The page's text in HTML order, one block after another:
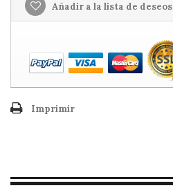
Añadir a la lista de deseos
Imprimir